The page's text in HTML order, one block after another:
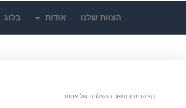
הצוות שלנו אודות בלוג
דף הבית»סיפור ההצלחה של אסתר